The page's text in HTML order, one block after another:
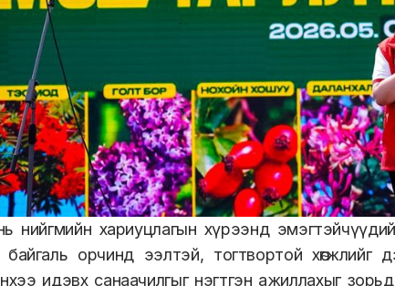
хариуцлагын хүрээнд
байгаль орчинд ээлтэй, тогтвортой хөгжлийг
идэвх санаачилгыг нэгтгэн ажиллахыг